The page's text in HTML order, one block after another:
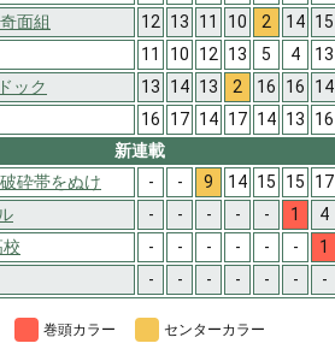
面組 12 13 11 10 2 14 15
11 10 12 13 5 4 13
ック 13 14 13 2 16 16 14
16 17 14 17 14 13 16
新連載
砕帯をぬけ - - 9 14 15 15 17
- - - - - 1 4
- - - - - - 1
- - - - - - -
巻頭カラー センターカラー